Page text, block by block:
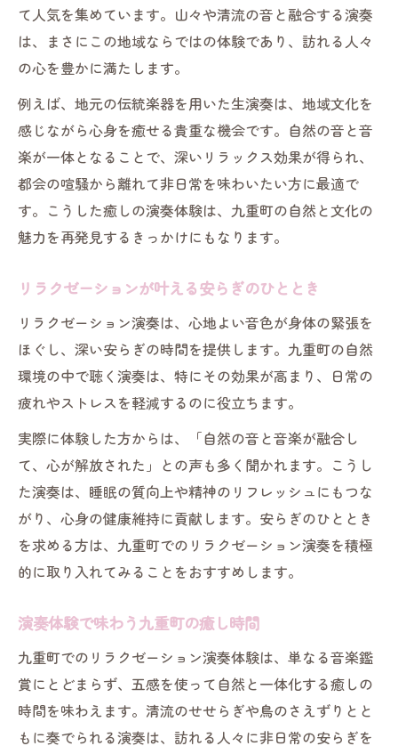
て人気を集めています。山々や清流の音と融合する演奏
は、まさにこの地域ならではの体験であり、訪れる人々
の心を豊かに満たします。
例えば、地元の伝統楽器を用いた生演奏は、地域文化を
感じながら心身を癒せる貴重な機会です。自然の音と音
楽が一体となることで、深いリラックス効果が得られ、
都会の喧騒から離れて非日常を味わいたい方に最適で
す。こうした癒しの演奏体験は、九重町の自然と文化の
魅力を再発見するきっかけにもなります。
リラクゼーションが叶える安らぎのひととき
リラクゼーション演奏は、心地よい音色が身体の緊張を
ほぐし、深い安らぎの時間を提供します。九重町の自然
環境の中で聴く演奏は、特にその効果が高まり、日常の
疲れやストレスを軽減するのに役立ちます。
実際に体験した方からは、「自然の音と音楽が融合し
て、心が解放された」との声も多く聞かれます。こうし
た演奏は、睡眠の質向上や精神のリフレッシュにもつな
がり、心身の健康維持に貢献します。安らぎのひととき
を求める方は、九重町でのリラクゼーション演奏を積極
的に取り入れてみることをおすすめします。
演奏体験で味わう九重町の癒し時間
九重町でのリラクゼーション演奏体験は、単なる音楽鑑
賞にとどまらず、五感を使って自然と一体化する癒しの
時間を味わえます。清流のせせらぎや鳥のさえずりとと
もに奏でられる演奏は、訪れる人々に非日常の安らぎを